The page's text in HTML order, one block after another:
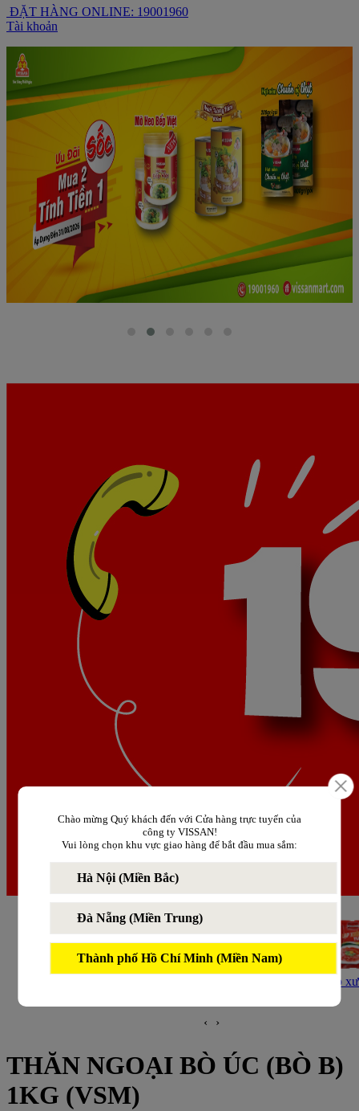
Chào mừng Quý khách đến với Cửa hàng trực tuyến của
công ty VISSAN!
Vui lòng chọn khu vực giao hàng để bắt đầu mua sắm:
Hà Nội (Miền Bắc)
Đà Nẵng (Miền Trung)
Thành phố Hồ Chí Minh (Miền Nam)
ĐẶT HÀNG ONLINE: 19001960
Tài khoản
Lạp
‹ ›
THĂN NGOẠI BÒ ÚC (BÒ B)
1KG (VSM)